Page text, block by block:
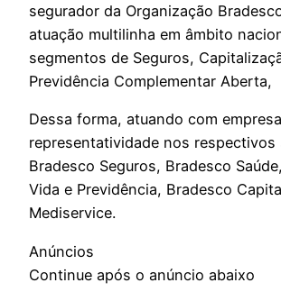
segurador da Organização
atuação multilinha em âmbito
segmentos de Seguros,
Previdência Complementar Aberta,
Dessa forma, atuando com
representatividade nos respectivos
Bradesco Seguros, Bradesco
Vida e Previdência, Bradesco
Mediservice.
Anúncios
Continue após o anúncio abaixo